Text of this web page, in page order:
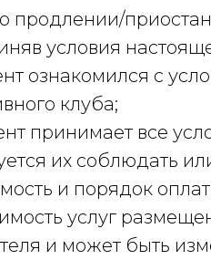
продлении/
условия
ознакомился с
клуба;
принимает все
их соблюдать
и порядок
услуг
и может быть